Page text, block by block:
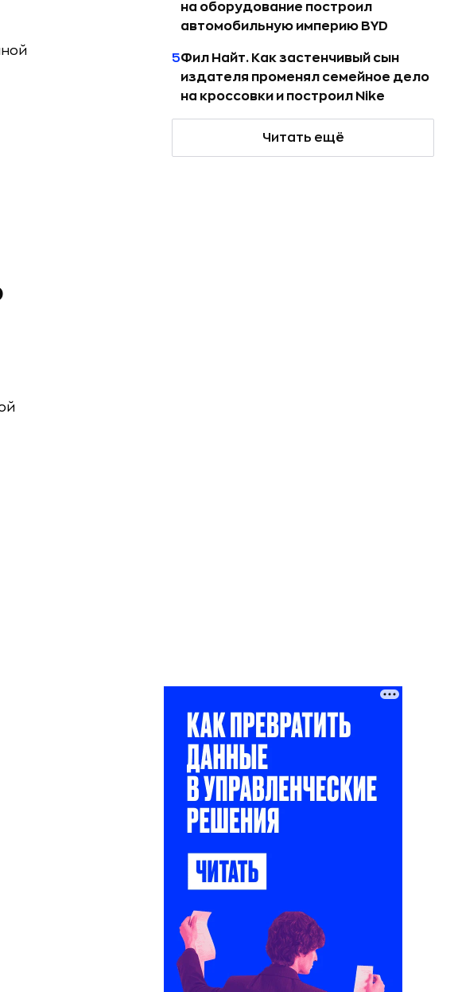
на оборудование построил
автомобильную империю BYD
5Фил Найт. Как застенчивый сын
издателя променял семейное дело
на кроссовки и построил Nike
Читать ещё